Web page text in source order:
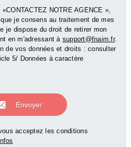
NOTRE AGENCE »,
je consens au traitement de mes
je dispose du droit de retirer mon
en m'adressant à support@fnaim.fr.
de vos données et droits : consulter
5/ Données à caractère
acceptez les conditions